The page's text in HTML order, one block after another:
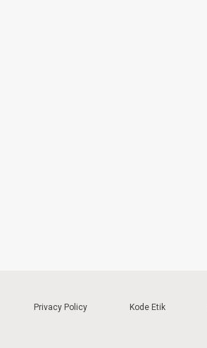
Privacy Policy Kode Etik